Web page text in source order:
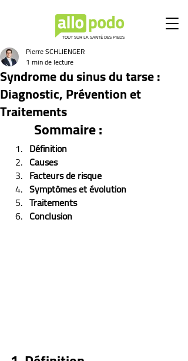
TOUT SUR LA SANTÉ DES PIEDS
Syndrome du sinus du tarse :
Diagnostic, Prévention et
Traitements
Pierre SCHLIENGER
1 min de lecture
Sommaire :
Définition
Causes
Facteurs de risque
Symptômes et évolution
Traitements
Conclusion